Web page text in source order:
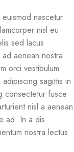
nascetur
nisl eu
sed lacus
aenean nostra
orci vestibulum
sagittis in
consectetur fusce
nisl a aenean
ad. In a dis
nostra lectus